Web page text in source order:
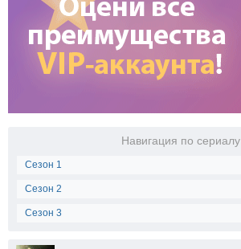
Навигация по сериалу
Сезон 1
Сезон 2
Сезон 3